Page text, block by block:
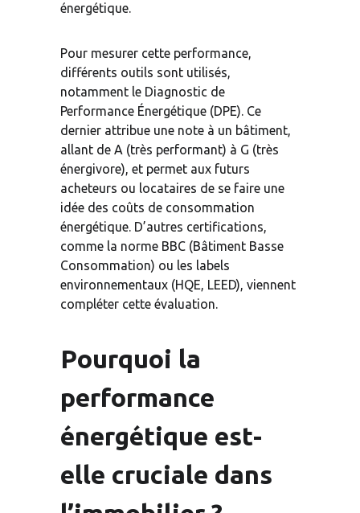
énergétique.
Pour mesurer cette performance,
différents outils sont utilisés,
notamment le Diagnostic de
Performance Énergétique (DPE). Ce
dernier attribue une note à un bâtiment,
allant de A (très performant) à G (très
énergivore), et permet aux futurs
acheteurs ou locataires de se faire une
idée des coûts de consommation
énergétique. D’autres certifications,
comme la norme BBC (Bâtiment Basse
Consommation) ou les labels
environnementaux (HQE, LEED), viennent
compléter cette évaluation.
Pourquoi la
performance
énergétique est-
elle cruciale dans